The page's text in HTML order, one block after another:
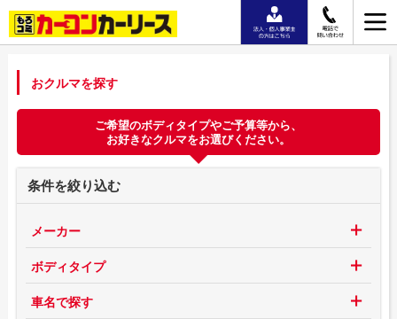
おクルマを探す
ご希望のボディタイプやご予算等から、
お好きなクルマをお選びください。
条件を絞り込む
メーカー
ボディタイプ
車名で探す